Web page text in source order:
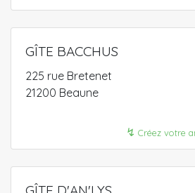
GÎTE BACCHUS
225 rue Bretenet
21200 Beaune
↯ Créez votre